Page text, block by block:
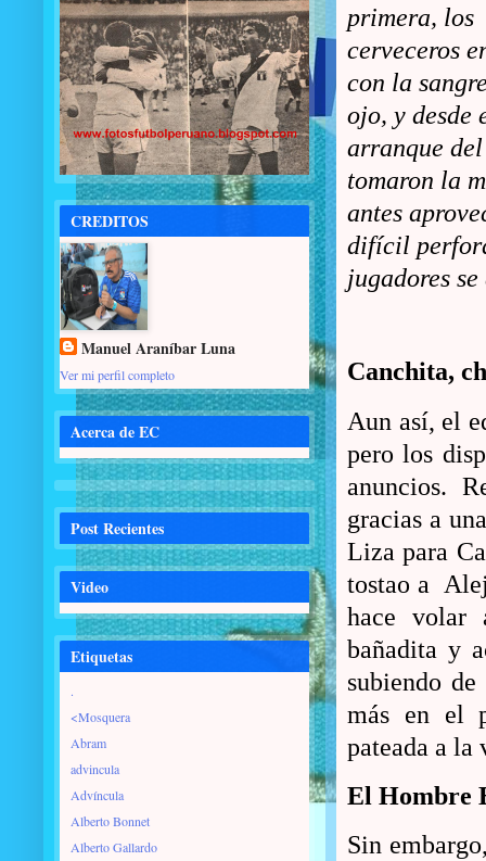
primera, los
cerveceros
con la
ojo, y desde
arranque
tomaron la
antes
difícil
jugadores
Canchita,
Aun así, el
pero los
anuncios.
gracias a
Liza para
tostao a
hace volar
bañadita y
subiendo
más en el
pateada a
El Hombre
Sin
CREDITOS
Manuel Araníbar Luna
Ver mi perfil completo
Acerca de EC
Post Recientes
Video
Etiquetas
.
<Mosquera
Abram
advincula
Advíncula
Alberto Bonnet
Alberto Gallardo